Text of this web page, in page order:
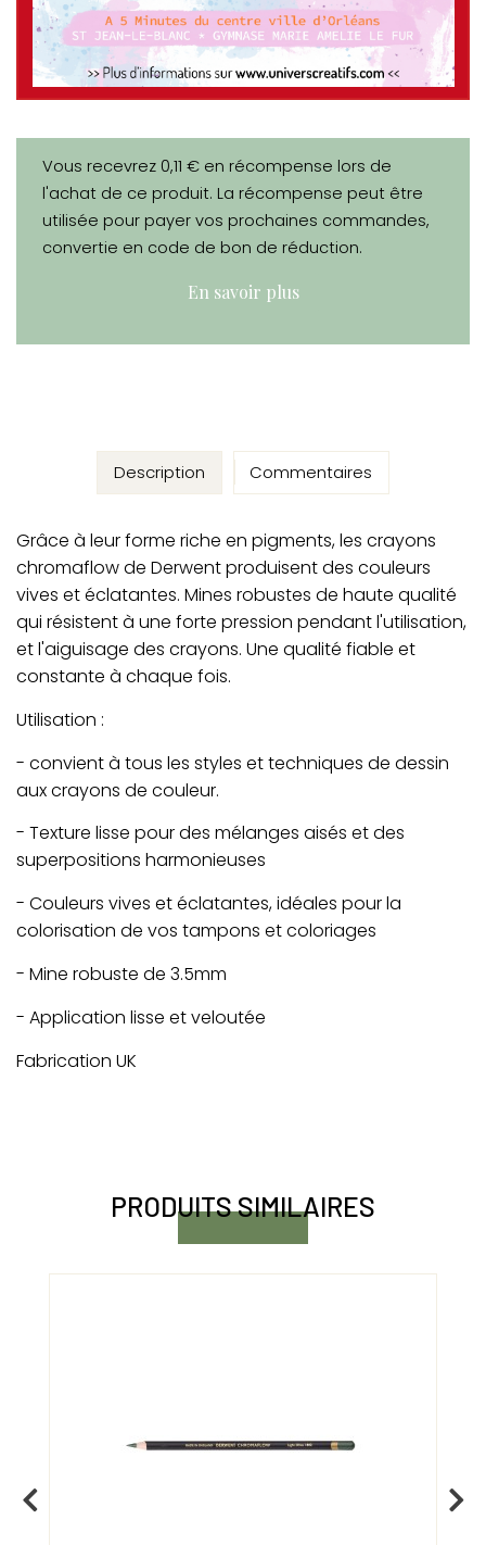
Vous recevrez 0,11 € en récompense lors de
l'achat de ce produit. La récompense peut être
utilisée pour payer vos prochaines commandes,
convertie en code de bon de réduction.
En savoir plus
Description
Grâce à leur forme riche en pigments, les crayons
chromaflow de Derwent produisent des couleurs
vives et éclatantes. Mines robustes de haute qualité
qui résistent à une forte pression pendant l'utilisation,
et l'aiguisage des crayons. Une qualité fiable et
constante à chaque fois.
Utilisation :
- convient à tous les styles et techniques de dessin
aux crayons de couleur.
- Texture lisse pour des mélanges aisés et des
superpositions harmonieuses
- Couleurs vives et éclatantes, idéales pour la
colorisation de vos tampons et coloriages
- Mine robuste de 3.5mm
- Application lisse et veloutée
Fabrication UK
Commentaires
PRODUITS SIMILAIRES